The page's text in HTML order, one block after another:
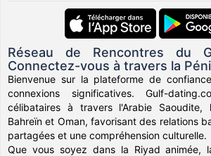
Réseau de Rencontres du
Connectez-vous à travers la
Bienvenue sur la plateforme de
connexions significatives. Gulf-
célibataires à travers l'Arabie Saoudite,
Bahreïn et Oman, favorisant des relations
partagées et une compréhension culturelle.
Que vous soyez dans la Riyad animée,